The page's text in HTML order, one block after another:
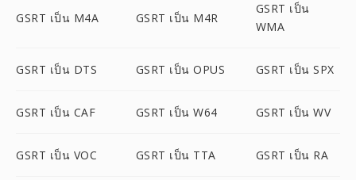
GSRT เป็น M4A GSRT เป็น M4R
GSRT เป็น
WMA
GSRT เป็น DTS GSRT เป็น OPUS GSRT เป็น SPX
GSRT เป็น CAF GSRT เป็น W64 GSRT เป็น WV
GSRT เป็น VOC GSRT เป็น TTA GSRT เป็น RA